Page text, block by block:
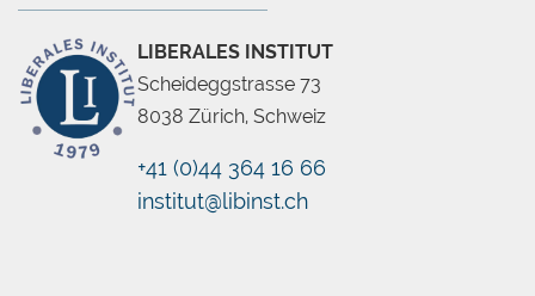
Chatbot
LIBERALES INSTITUT
Scheideggstrasse 73
8038 Zürich, Schweiz
+41 (0)44 364 16 66
institut@libinst.ch